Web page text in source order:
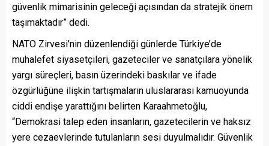
güvenlik mimarisinin geleceği açısından da stratejik önem
taşımaktadır” dedi.
NATO Zirvesi’nin düzenlendiği günlerde Türkiye’de
muhalefet siyasetçileri, gazeteciler ve sanatçılara yönelik
yargı süreçleri, basın üzerindeki baskılar ve ifade
özgürlüğüne ilişkin tartışmaların uluslararası kamuoyunda
ciddi endişe yarattığını belirten Karaahmetoğlu,
“Demokrasi talep eden insanların, gazetecilerin ve haksız
yere cezaevlerinde tutulanların sesi duyulmalıdır. Güvenlik